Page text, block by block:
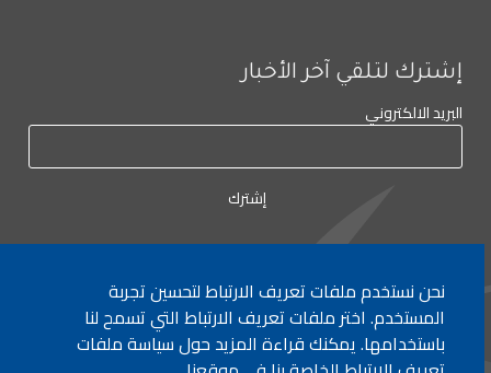
إشترك لتلقي آخر الأخبار
البريد الالكتروني
لأي إستفسار الإتصال على:٠١/٧٧٢٠٠٠
نحن نستخدم ملفات تعريف الارتباط لتحسين تجربة
المستخدم. اختر ملفات تعريف الارتباط التي تسمح لنا
باستخدامها. يمكنك قراءة المزيد حول سياسة ملفات